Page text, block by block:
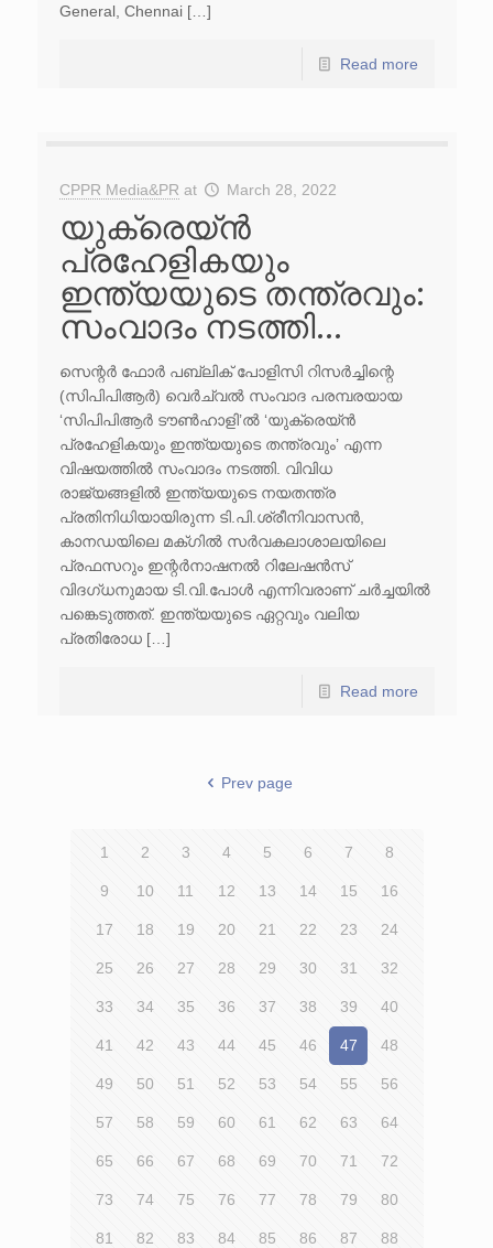
General, Chennai […]
Read more
CPPR Media&PR at March 28, 2022
യുക്രെയ്ൻ
പ്രഹേളികയും
ഇന്ത്യയുടെ തന്ത്രവും:
സംവാദം നടത്തി…
സെന്റർ ഫോർ പബ്ലിക് പോളിസി റിസർച്ചിന്റെ
(സിപിപിആർ) വെർച്വൽ സംവാദ പരമ്പരയായ
‘സിപിപിആർ ടൗൺഹാളി’ൽ ‘യുക്രെയ്ൻ
പ്രഹേളികയും ഇന്ത്യയുടെ തന്ത്രവും’ എന്ന
വിഷയത്തിൽ സംവാദം നടത്തി. വിവിധ
രാജ്യങ്ങളിൽ ഇന്ത്യയുടെ നയതന്ത്ര
പ്രതിനിധിയായിരുന്ന ടി.പി.ശ്രീനിവാസൻ,
കാനഡയിലെ മക്ഗിൽ സർവകലാശാലയിലെ
പ്രഫസറും ഇന്റർനാഷനൽ റിലേഷൻസ്
വിദഗ്ധനുമായ ടി.വി.പോൾ എന്നിവരാണ് ചർച്ചയിൽ
പങ്കെടുത്തത്. ഇന്ത്യയുടെ ഏറ്റവും വലിയ
പ്രതിരോധ […]
Read more
Prev page
1 2 3 4 5 6 7 8
9 10 11 12 13 14 15 16
17 18 19 20 21 22 23 24
25 26 27 28 29 30 31 32
33 34 35 36 37 38 39 40
41 42 43 44 45 46 47 48
49 50 51 52 53 54 55 56
57 58 59 60 61 62 63 64
65 66 67 68 69 70 71 72
73 74 75 76 77 78 79 80
81 82 83 84 85 86 87 88